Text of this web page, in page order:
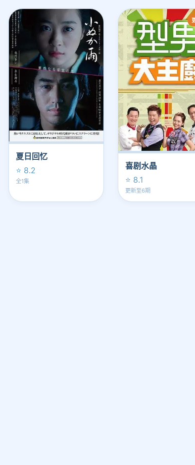
夏日回忆
⭐ 8.2
全1集
喜剧水晶
⭐ 8.1
更新至6期